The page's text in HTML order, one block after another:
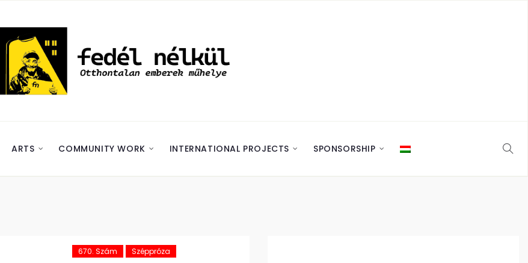
ARTS COMMUNITY WORK INTERNATIONAL PROJECTS SPONSORSHIP
670. Szám Széppróza